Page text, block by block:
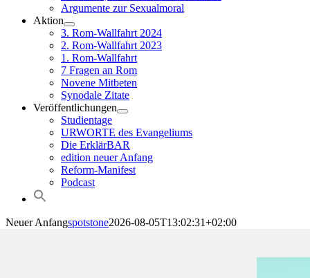
Argumente zur Sexualmoral
Aktion
3. Rom-Wallfahrt 2024
2. Rom-Wallfahrt 2023
1. Rom-Wallfahrt
7 Fragen an Rom
Novene Mitbeten
Synodale Zitate
Veröffentlichungen
Studientage
URWORTE des Evangeliums
Die ErklärBAR
edition neuer Anfang
Reform-Manifest
Podcast
Neuer Anfangspotstone2026-08-05T13:02:31+02:00